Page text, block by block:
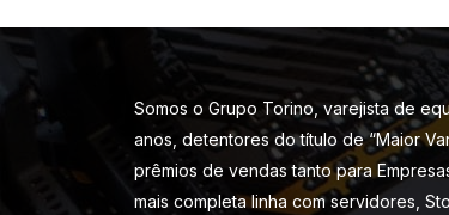
Somos o Grupo Torino, varejista de
anos, detentores do título de “Maior
prêmios de vendas tanto para
mais completa linha com servidores,